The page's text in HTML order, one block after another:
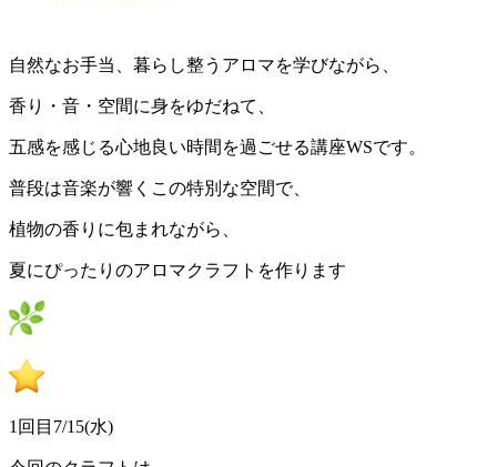
自然なお手当、暮らし整うアロマを学びながら、
香り・音・空間に身をゆだねて、
五感を感じる心地良い時間を過ごせる講座WSです。
普段は音楽が響くこの特別な空間で、
植物の香りに包まれながら、
夏にぴったりのアロマクラフトを作ります
1回目7/15(水)